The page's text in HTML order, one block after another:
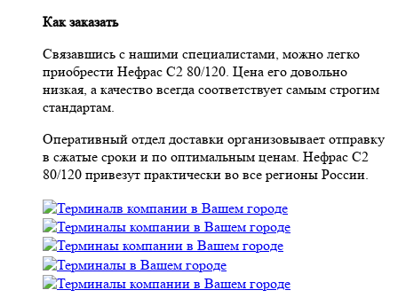
Как заказать
Связавшись с нашими специалистами, можно легко
приобрести Нефрас С2 80/120. Цена его довольно
низкая, а качество всегда соответствует самым строгим
стандартам.
Оперативный отдел доставки организовывает отправку
в сжатые сроки и по оптимальным ценам. Нефрас С2
80/120 привезут практически во все регионы России.